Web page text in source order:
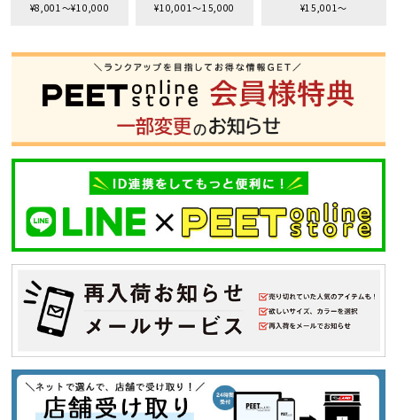
¥8,001〜¥10,000 ¥10,001〜15,000 ¥15,001〜